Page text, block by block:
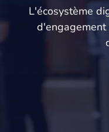
L'écosystème
d'engagement